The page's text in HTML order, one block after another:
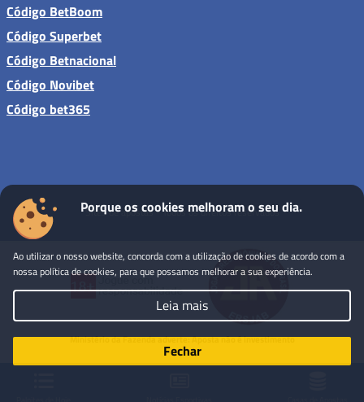
Código BetBoom
Código Superbet
Código Betnacional
Código Novibet
Código bet365
Sites de apostas - Todos os direitos reservados
Porque os cookies melhoram o seu dia.
Ao utilizar o nosso website, concorda com a utilização de cookies de acordo com a
nossa política de cookies, para que possamos melhorar a sua experiência.
Leia mais
Fechar
Ministério da Fazenda adverte: Aposta não é investimento